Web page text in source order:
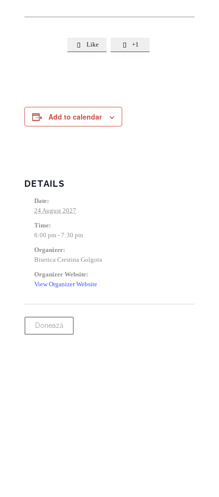
 Like  +1
Add to calendar
DETAILS
Date:
24 August 2027
Time:
6:00 pm - 7:30 pm
Organizer:
Biserica Crestina Golgota
Organizer Website:
View Organizer Website
Donează